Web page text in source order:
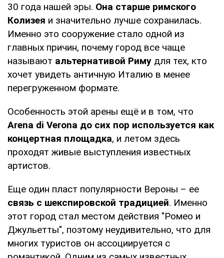
30 года нашей эры. Она старше римского
Колизея и значительно лучше сохранилась.
Именно это сооружение стало одной из
главных причин, почему город все чаще
называют альтернативой Риму для тех, кто
хочет увидеть античную Италию в менее
перегруженном формате.
Особенность этой арены ещё и в том, что
Arena di Verona до сих пор используется как
концертная площадка, и летом здесь
проходят живые выступления известных
артистов.
Еще один пласт популярности Вероны – ее
связь с шекспировской традицией. Именно
этот город стал местом действия "Ромео и
Джульетты", поэтому неудивительно, что для
многих туристов он ассоциируется с